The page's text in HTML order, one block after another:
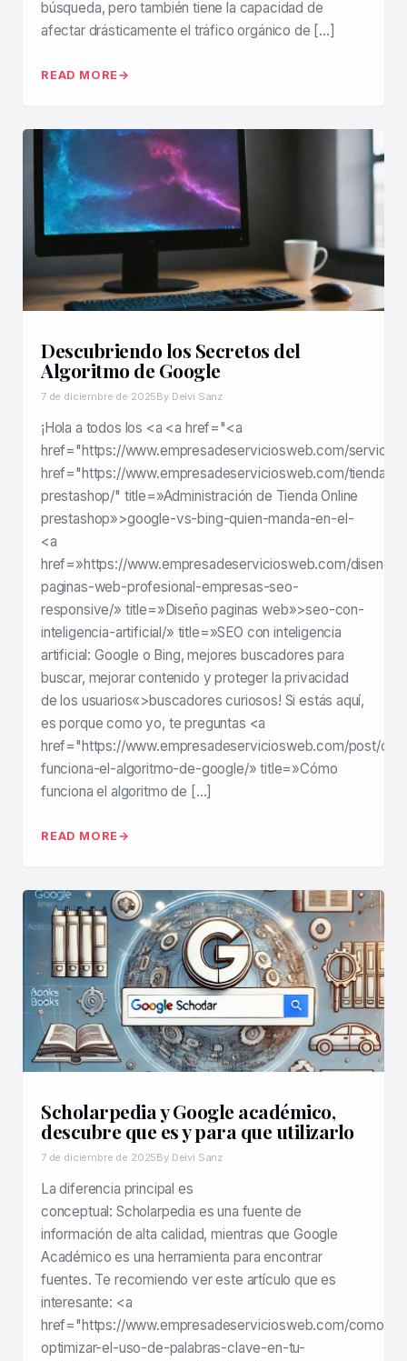
búsqueda, pero también tiene la capacidad de
afectar drásticamente el tráfico orgánico de […]
READ MORE
Descubriendo los Secretos del
Algoritmo de Google
7 de diciembre de 2025By Deivi Sanz
¡Hola a todos los <a <a href="<a
href="https://www.empresadeserviciosweb.com/
href="https://www.empresadeserviciosweb.com/tienda-
prestashop/" title=»Administración de Tienda Online
prestashop»>google-vs-bing-quien-manda-en-el-
<a
href=»https://www.empresadeserviciosweb.com/diseno-
paginas-web-profesional-empresas-seo-
responsive/» title=»Diseño paginas web»>seo-con-
inteligencia-artificial/» title=»SEO con inteligencia
artificial: Google o Bing, mejores buscadores para
buscar, mejorar contenido y proteger la privacidad
de los usuarios«>buscadores curiosos! Si estás aquí,
es porque como yo, te preguntas <a
href="https://www.empresadeserviciosweb.com/post/
funciona-el-algoritmo-de-google/» title=»Cómo
funciona el algoritmo de […]
READ MORE
Scholarpedia y Google académico,
descubre que es y para que utilizarlo
7 de diciembre de 2025By Deivi Sanz
La diferencia principal es
conceptual: Scholarpedia es una fuente de
información de alta calidad, mientras que Google
Académico es una herramienta para encontrar
fuentes. Te recomiendo ver este artículo que es
interesante: <a
href="https://www.empresadeserviciosweb.com/como-
optimizar-el-uso-de-palabras-clave-en-tu-